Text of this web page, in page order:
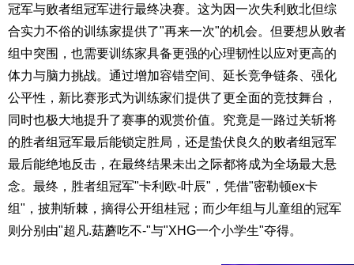
冠军与败者组冠军进行最终决赛。这为因一次失利败北但综
合实力不俗的训练家提供了"再来一次"的机会。但要想从败者
组中突围，也需要训练家具备更强的心理韧性以应对更高的
体力与脑力挑战。通过增加容错空间、延长竞争链条、强化
公平性，新比赛形式为训练家们提供了更全面的竞技舞台，
同时也极大地提升了赛事的观赏价值。究竟是一路过关斩将
的胜者组冠军最后能锁定胜局，还是蛰伏良久的败者组冠军
最后能绝地反击，在最终结果未出之际都将成为全场最大悬
念。最终，胜者组冠军"卡利欧-叶辰"，凭借"密勒顿ex卡
组"，披荆斩棘，摘得公开组桂冠；而少年组与儿童组的冠军
则分别由"超凡.菇蘑吃不-"与"XHG一个小学生"夺得。